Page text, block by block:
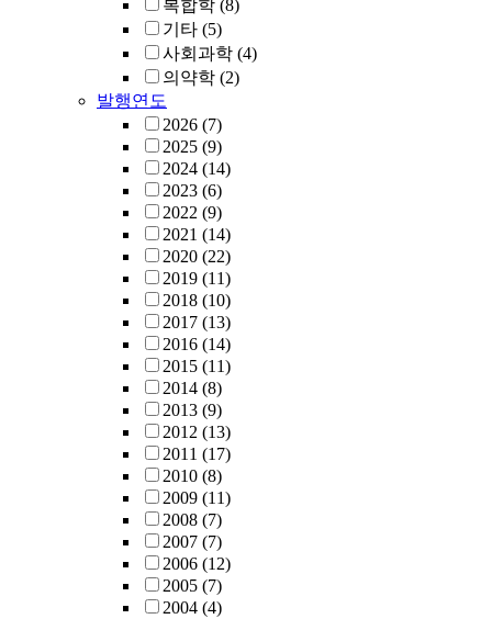
복합학 (8)
기타 (5)
사회과학 (4)
의약학 (2)
발행연도
2026 (7)
2025 (9)
2024 (14)
2023 (6)
2022 (9)
2021 (14)
2020 (22)
2019 (11)
2018 (10)
2017 (13)
2016 (14)
2015 (11)
2014 (8)
2013 (9)
2012 (13)
2011 (17)
2010 (8)
2009 (11)
2008 (7)
2007 (7)
2006 (12)
2005 (7)
2004 (4)